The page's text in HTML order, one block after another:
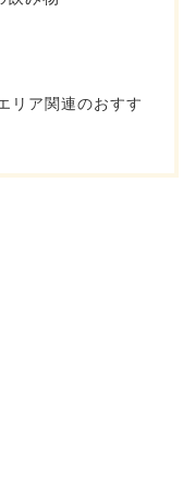
リア関連のおすす